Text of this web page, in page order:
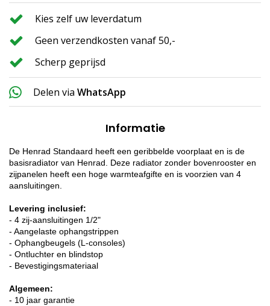
Kies zelf uw leverdatum
Geen verzendkosten vanaf 50,-
Scherp geprijsd
Delen via WhatsApp
Informatie
De Henrad Standaard heeft een geribbelde voorplaat en is de
basisradiator van Henrad. Deze radiator zonder bovenrooster en
zijpanelen heeft een hoge warmteafgifte en is voorzien van 4
aansluitingen.
Levering inclusief:
- 4 zij-aansluitingen 1/2"
- Aangelaste ophangstrippen
- Ophangbeugels (L-consoles)
- Ontluchter en blindstop
- Bevestigingsmateriaal
Algemeen:
- 10 jaar garantie